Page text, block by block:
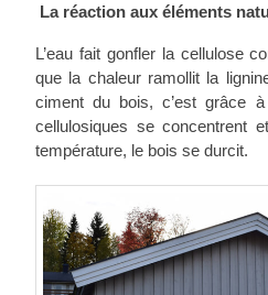
La réaction aux éléments
L’eau fait gonfler la cellulose
que la chaleur ramollit la
ciment du bois, c’est grâce
cellulosiques se concentrent
température, le bois se durcit.